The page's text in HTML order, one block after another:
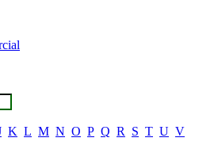
K L M N O P Q R S T U V